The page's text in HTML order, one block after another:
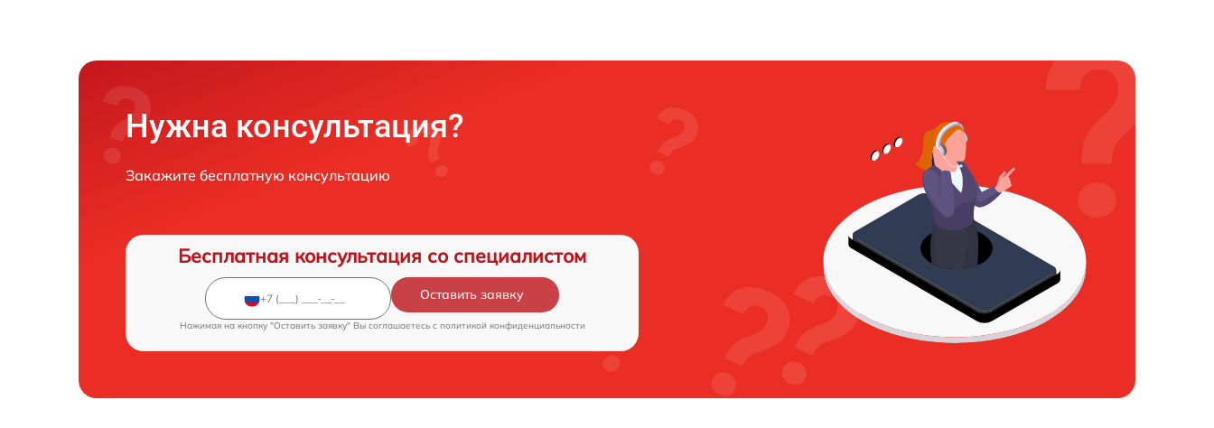
Нужна консультация?
Закажите бесплатную консультацию
Бесплатная консультация со специалистом
Оставить заявку
Нажимая на кнопку "Оставить заявку" Вы соглашаетесь c политикой конфиденциальности